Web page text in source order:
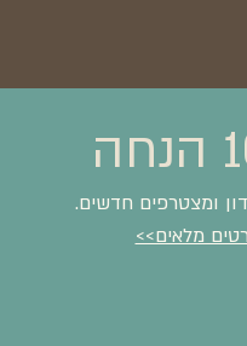
ומצטרפים חדשים.
מלאים>>